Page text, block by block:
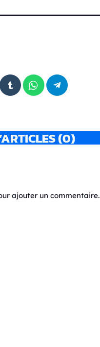
(0)
ajouter un commentaire.